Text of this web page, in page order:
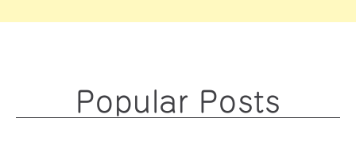
Popular Posts